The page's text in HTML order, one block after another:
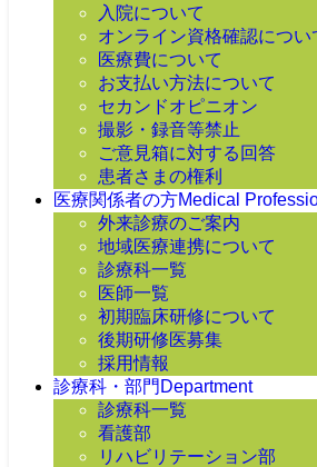
入院について
オンライン資格確認につい
医療費について
お支払い方法について
セカンドオピニオン
撮影・録音等禁止
ご意見箱に対する回答
患者さまの権利
医療関係者の方Medical
外来診療のご案内
地域医療連携について
診療科一覧
医師一覧
初期臨床研修について
後期研修医募集
採用情報
診療科・部門 Department
診療科一覧
看護部
リハビリテーション部